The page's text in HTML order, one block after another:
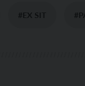
#EX SIT